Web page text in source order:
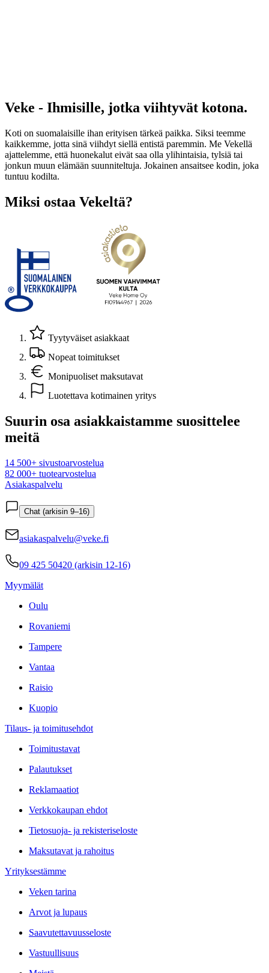
Veke - Ihmisille, jotka viihtyvät kotona.
Koti on suomalaisille ihan erityisen tärkeä paikka. Siksi teemme
kaikkemme, jotta sinä viihdyt siellä entistä paremmin. Me Vekellä
ajattelemme, että huonekalut eivät saa olla ylihintaisia, tylsiä tai
jonkun muun elämään suunniteltuja. Jokainen ansaitsee kodin, joka
tuntuu kodilta.
Miksi ostaa Vekeltä?
Tyytyväiset asiakkaat
Nopeat toimitukset
Monipuoliset maksutavat
Luotettava kotimainen yritys
Suurin osa asiakkaistamme suosittelee
meitä
14 500+ sivustoarvostelua
82 000+ tuotearvostelua
Asiakaspalvelu
Chat (arkisin 9–16)
asiakaspalvelu@veke.fi
09 425 50420 (arkisin 12-16)
Myymälät
Oulu
Rovaniemi
Tampere
Vantaa
Raisio
Kuopio
Tilaus- ja toimitusehdot
Toimitustavat
Palautukset
Reklamaatiot
Verkkokaupan ehdot
Tietosuoja- ja rekisteriseloste
Maksutavat ja rahoitus
Yrityksestämme
Veken tarina
Arvot ja lupaus
Saavutettavuusseloste
Vastuullisuus